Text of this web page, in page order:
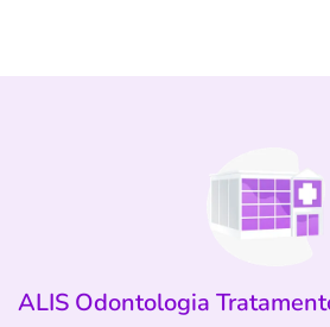
ALIS Odontologia